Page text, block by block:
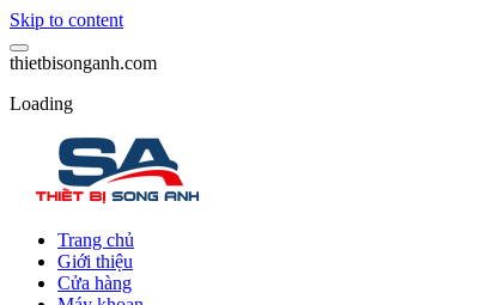
Skip to content
thietbisonganh.com
Loading
Trang chủ
Giới thiệu
Cửa hàng